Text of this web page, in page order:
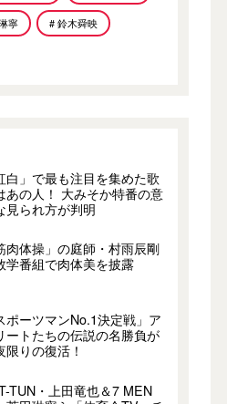
寧 # 鈴木舜映
白」で最も注目を集めた歌
あの人！ 大みそか特番の意
見られ方が判明
肉体操」の庭師・村雨辰剛
学番組で肉体美を披露
ポーツマンNo.1決定戦」ア
ートたちの伝説の名勝負が
限りの復活！
TUN・上田竜也＆7 MEN